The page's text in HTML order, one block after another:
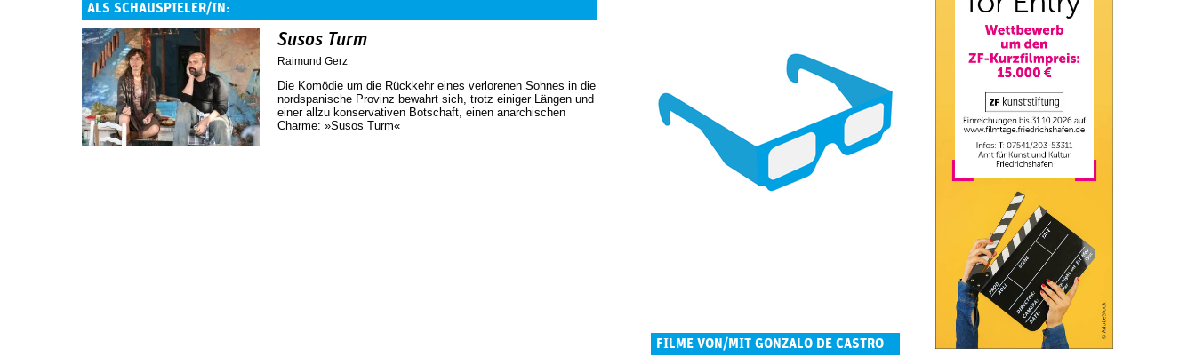
ALS SCHAUSPIELER/IN:
Susos Turm
Raimund Gerz
Die Komödie um die Rückkehr eines verlorenen Sohnes in die
nordspanische Provinz bewahrt sich, trotz einiger Längen und
einer allzu konservativen Botschaft, einen anarchischen
Charme: »Susos Turm«
FILME VON/MIT GONZALO DE CASTRO